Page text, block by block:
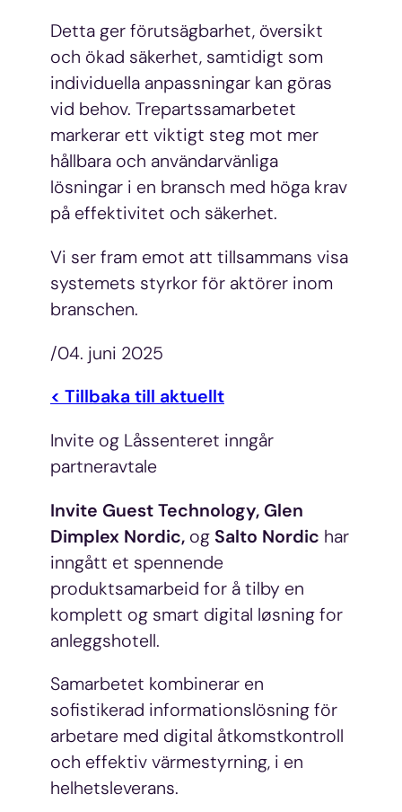
Detta ger förutsägbarhet, översikt
och ökad säkerhet, samtidigt som
individuella anpassningar kan göras
vid behov. Trepartssamarbetet
markerar ett viktigt steg mot mer
hållbara och användarvänliga
lösningar i en bransch med höga krav
på effektivitet och säkerhet.
Vi ser fram emot att tillsammans visa
systemets styrkor för aktörer inom
branschen.
/04. juni 2025
< Tillbaka till aktuellt
Invite og Låssenteret inngår
partneravtale
Invite Guest Technology, Glen
Dimplex Nordic, og Salto Nordic har
inngått et spennende
produktsamarbeid for å tilby en
komplett og smart digital løsning for
anleggshotell.
Samarbetet kombinerar en
sofistikerad informationslösning för
arbetare med digital åtkomstkontroll
och effektiv värmestyrning, i en
helhetsleverans.